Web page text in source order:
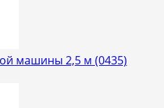
машины 2,5 м (0435)